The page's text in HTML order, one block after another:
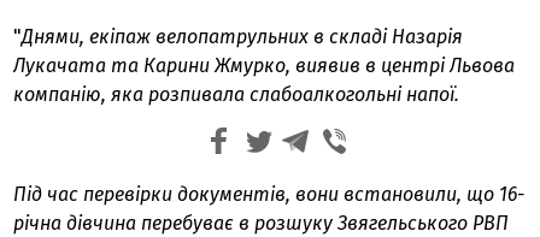
"Днями, екіпаж велопатрульних в складі Назарія
Лукачата та Карини Жмурко, виявив в центрі Львова
компанію, яка розпивала слабоалкогольні напої.
Під час перевірки документів, вони встановили, що 16-
річна дівчина перебуває в розшуку Звягельського РВП